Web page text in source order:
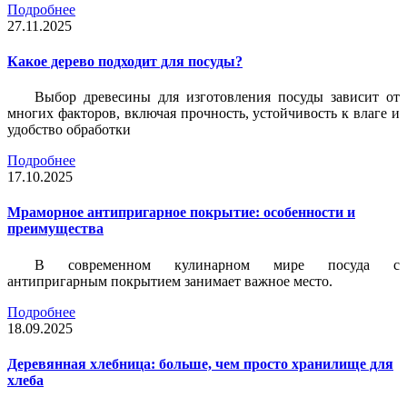
Подробнее
27.11.2025
Какое дерево подходит для посуды?
Выбор древесины для изготовления посуды зависит от
многих факторов, включая прочность, устойчивость к влаге и
удобство обработки
Подробнее
17.10.2025
Мраморное антипригарное покрытие: особенности и
преимущества
В современном кулинарном мире посуда с
антипригарным покрытием занимает важное место.
Подробнее
18.09.2025
Деревянная хлебница: больше, чем просто хранилище для
хлеба